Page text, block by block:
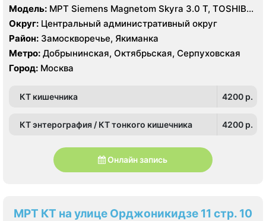
Модель: МРТ Siemens Magnetom Skyra 3.0 Т, TOSHIBA
Excelart Vantage Atlas-X 1.5 T, КТ Toshiba Aquilion
PRIME 160 срезов, УЗИ
Округ: Центральный административный округ
Район: Замоскворечье, Якиманка
Метро: Добрынинская, Октябрьская, Серпуховская
Город: Москва
КТ кишечника 4200 p.
КТ энтерография / КТ тонкого кишечника 4200 p.
Онлайн запись
МРТ КТ на улице Орджоникидзе 11 стр. 10